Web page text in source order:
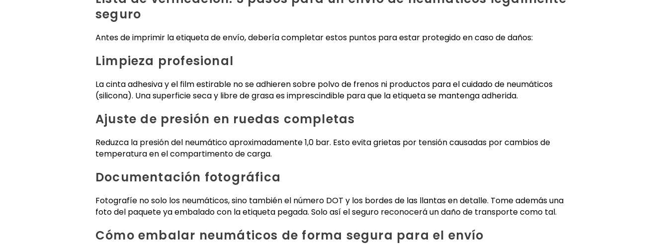
seguro
Antes de imprimir la etiqueta de envío, debería completar estos puntos para estar protegido en caso de daños:
Limpieza profesional
La cinta adhesiva y el film estirable no se adhieren sobre polvo de frenos ni productos para el cuidado de neumáticos
(silicona). Una superficie seca y libre de grasa es imprescindible para que la etiqueta se mantenga adherida.
Ajuste de presión en ruedas completas
Reduzca la presión del neumático aproximadamente 1,0 bar. Esto evita grietas por tensión causadas por cambios de
temperatura en el compartimento de carga.
Documentación fotográfica
Fotografíe no solo los neumáticos, sino también el número DOT y los bordes de las llantas en detalle. Tome además una
foto del paquete ya embalado con la etiqueta pegada. Solo así el seguro reconocerá un daño de transporte como tal.
Cómo embalar neumáticos de forma segura para el envío